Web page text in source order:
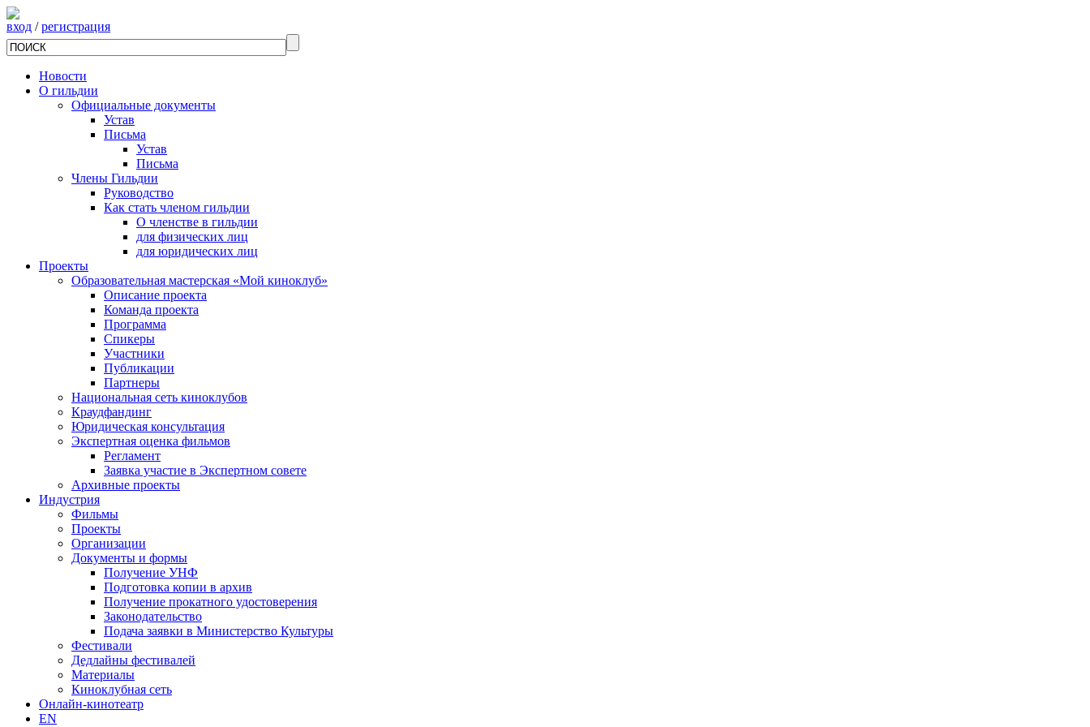
вход /регистрация
Новости
О гильдии
Официальные документы
Устав
Письма
Устав
Письма
Члены Гильдии
Руководство
Как стать членом гильдии
О членстве в гильдии
для физических лиц
для юридических лиц
Проекты
Образовательная мастерская «Мой киноклуб»
Описание проекта
Команда проекта
Программа
Спикеры
Участники
Публикации
Партнеры
Национальная сеть киноклубов
Краудфандинг
Юридическая консультация
Экспертная оценка фильмов
Регламент
Заявка участие в Экспертном совете
Архивные проекты
Индустрия
Фильмы
Проекты
Организации
Документы и формы
Получение УНФ
Подготовка копии в архив
Получение прокатного удостоверения
Законодательство
Подача заявки в Министерство Культуры
Фестивали
Дедлайны фестивалей
Материалы
Киноклубная сеть
Онлайн-кинотеатр
EN